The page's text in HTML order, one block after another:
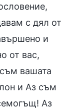
с дял от
и
от вас,
вашата
и Аз съм
Аз